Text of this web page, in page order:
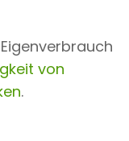
von
.